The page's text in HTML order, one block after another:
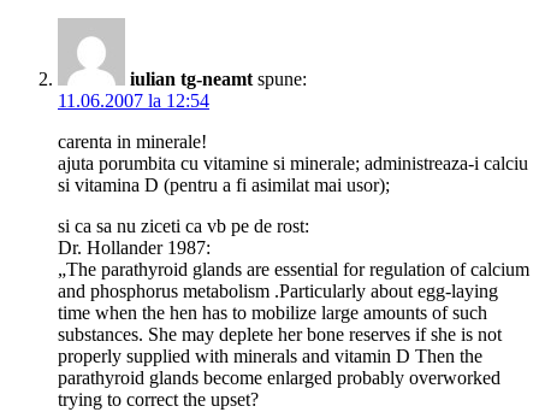
iulian tg-neamt spune:
11.06.2007 la 12:54
carenta in minerale!
ajuta porumbita cu vitamine si minerale; administreaza-i calciu
si vitamina D (pentru a fi asimilat mai usor);
si ca sa nu ziceti ca vb pe de rost:
Dr. Hollander 1987:
„The parathyroid glands are essential for regulation of calcium
and phosphorus metabolism .Particularly about egg-laying
time when the hen has to mobilize large amounts of such
substances. She may deplete her bone reserves if she is not
properly supplied with minerals and vitamin D Then the
parathyroid glands become enlarged probably overworked
trying to correct the upset?